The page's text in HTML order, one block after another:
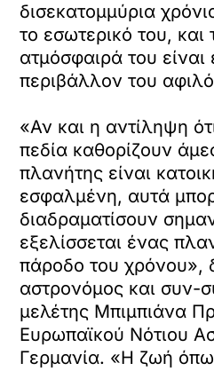
δισεκατομμύρια
το εσωτερικό του,
ατμόσφαιρά του είναι
περιβάλλον του
«Αν και η αντίληψη
πεδία καθορίζουν
πλανήτης είναι
εσφαλμένη, αυτά
διαδραματίσουν
εξελίσσεται ένας
πάροδο του χρόνου»,
αστρονόμος και συν-
μελέτης Μπιμπιάνα
Ευρωπαϊκού Νότιου
Γερμανία. «Η ζωή